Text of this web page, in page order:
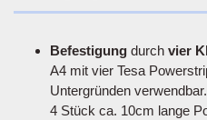
Befestigung durch vier
A4 mit vier Tesa
Untergründen
4 Stück ca. 10cm lange